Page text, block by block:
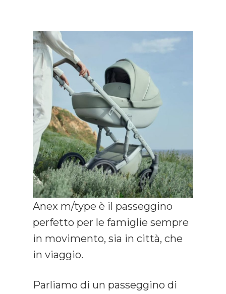
Anex m/type è il passeggino
perfetto per le famiglie sempre
in movimento, sia in città, che
in viaggio.
Parliamo di un passeggino di